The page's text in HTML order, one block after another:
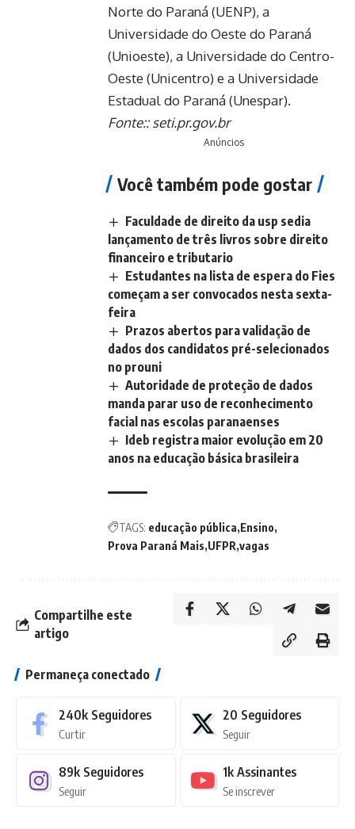
Norte do Paraná (UENP), a
Universidade do Oeste do Paraná
(Unioeste), a Universidade do Centro-
Oeste (Unicentro) e a Universidade
Estadual do Paraná (Unespar).
Fonte::seti.pr.gov.br
Anúncios
Você também pode gostar
Faculdade de direito da usp sedia
lançamento de três livros sobre direito
financeiro e tributario
Estudantes na lista de espera do Fies
começam a ser convocados nesta sexta-
feira
Prazos abertos para validação de
dados dos candidatos pré-selecionados
no prouni
Autoridade de proteção de dados
manda parar uso de reconhecimento
facial nas escolas paranaenses
Ideb registra maior evolução em 20
anos na educação básica brasileira
TAGS: educação pública Ensino
Prova Paraná Mais UFPR vagas
Compartilhe este
artigo
Permaneça conectado
240k Seguidores
Curtir
20 Seguidores
Seguir
89k Seguidores
Seguir
1k Assinantes
Se inscrever